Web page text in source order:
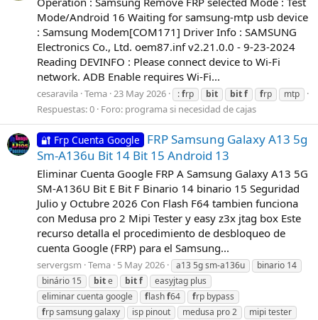
Mode/Android 16 Waiting for samsung-mtp usb device
: Samsung Modem[COM171] Driver Info : SAMSUNG
Electronics Co., Ltd. oem87.inf v2.21.0.0 - 9-23-2024
Reading DEVINFO : Please connect device to Wi-Fi
network. ADB Enable requires Wi-Fi...
cesaravila Tema 23 May 2026 :frp bit bitf frp mtp
Respuestas: 0 Foro: programa si necesidad de cajas
🔐 Frp Cuenta Google
FRP Samsung Galaxy A13 5g
Sm-A136u Bit 14 Bit 15 Android 13
Eliminar Cuenta Google FRP A Samsung Galaxy A13 5G
SM-A136U Bit E Bit F Binario 14 binario 15 Seguridad
Julio y Octubre 2026 Con Flash F64 tambien funciona
con Medusa pro 2 Mipi Tester y easy z3x jtag box Este
recurso detalla el procedimiento de desbloqueo de
cuenta Google (FRP) para el Samsung...
servergsm Tema 5 May 2026 a13 5g sm-a136u
binario 14
binário 15
bite bitf
easyjtag plus
eliminar cuenta google
flashf64 frp bypass
frp samsung galaxy isp pinout medusa pro 2
mipi tester